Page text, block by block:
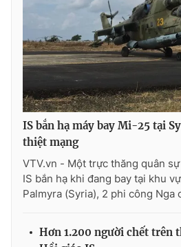
VTV Money VTV
VTV Sức khoẻ Bất
Thị trường 24h Tấm
VTV4
VTV9 VTV8
Liên hệ tòa soạn
IS bắn hạ máy bay Mi-25 tại
thiệt mạng
VTV.vn - Một trực thăng quân
IS bắn hạ khi đang bay tại khu
Palmyra (Syria), 2 phi công Nga
Hơn 1.200 người chết trên